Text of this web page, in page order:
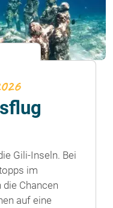
Gili-Inseln. Bei
im
Chancen
auf eine